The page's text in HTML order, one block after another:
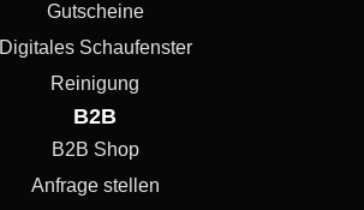
Gutscheine
Digitales Schaufenster
Reinigung
B2B
B2B Shop
Anfrage stellen